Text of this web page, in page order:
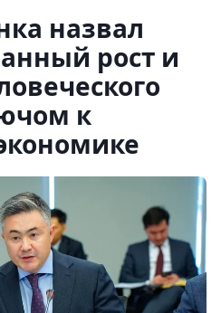
назвал
рост и
к